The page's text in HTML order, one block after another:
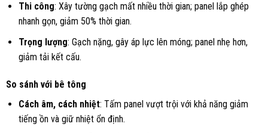
Thi công: Xây tường gạch mất nhiều thời gian; panel lắp ghép
nhanh gọn, giảm 50% thời gian.
Trọng lượng: Gạch nặng, gây áp lực lên móng; panel nhẹ hơn,
giảm tải kết cấu.
So sánh với bê tông
Cách âm, cách nhiệt: Tấm panel vượt trội với khả năng giảm
tiếng ồn và giữ nhiệt ổn định.